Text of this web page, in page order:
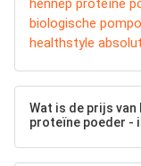
hennep proteïne
biologische
healthstyle
Wat is de prijs
proteïne poeder -